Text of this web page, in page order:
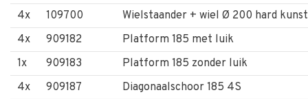
4x
109700
Wielstaander + wiel Ø 200 hard
4x
909182
Platform 185 met luik
1x
909183
Platform 185 zonder luik
4x
909187
Diagonaalschoor 185 4S